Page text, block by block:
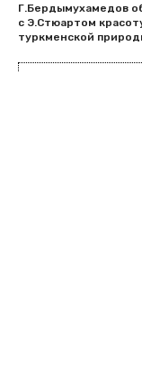
Г.Бердымухамедов
с Э.Стюартом
туркменской